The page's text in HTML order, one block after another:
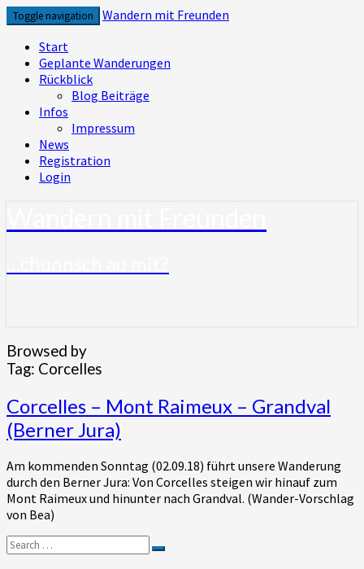
Skip
to
content
Toggle navigation
Wandern mit Freunden
Start
Geplante Wanderungen
Rückblick
Blog Beiträge
Infos
Impressum
News
Registration
Login
Browsed by
Tag: Corcelles
Corcelles
–
Mont
–
Grandval
(Berner
Jura)
Corcelles – Mont Raimeux – Grandval
(Berner Jura)
Am kommenden Sonntag (02.09.18) führt unsere Wanderung
durch den Berner Jura: Von Corcelles steigen wir hinauf zum
Mont Raimeux und hinunter nach Grandval. (Wander-Vorschlag
von Bea)
Search
for:
Search